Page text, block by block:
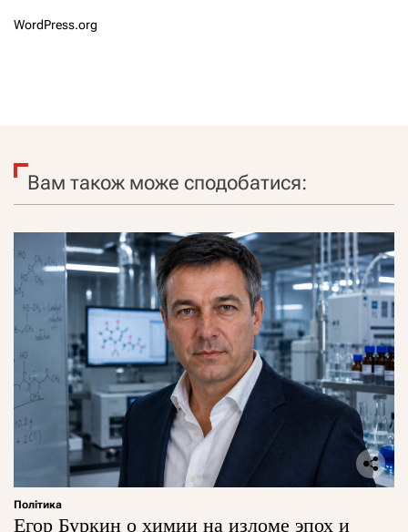
WordPress.org
Вам також може сподобатися:
Політика
Егор Буркин о химии на изломе эпох и